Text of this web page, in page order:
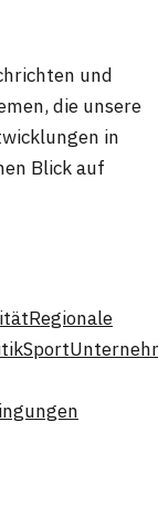
und
die unsere
in
Blick auf
Regionale
Sport